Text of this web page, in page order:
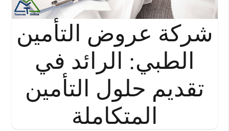
شركة عروض التأمين
الطبي: الرائد في
تقديم حلول التأمين
المتكاملة